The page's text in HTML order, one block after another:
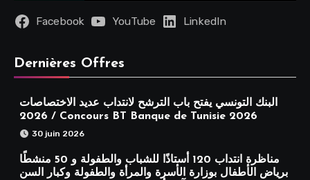
Facebook YouTube LinkedIn
Dernières Offres
البنك التونسي يفتح باب الترشح لانتداب عديد الاختصاصات
2026 / Concours BT Banque de Tunisie 2026
30 juin 2026
مناظرة انتداب 120 أستاذًا للشباب والطفولة و 50 منشطًا
برياض الأطفال بوزارة الأسرة والمرأة والطفولة وكبار السن